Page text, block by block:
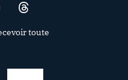
toute